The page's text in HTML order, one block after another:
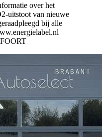
over het
uitstoot van nieuwe
bij alle